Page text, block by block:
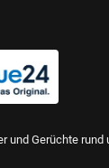
und Gerüchte